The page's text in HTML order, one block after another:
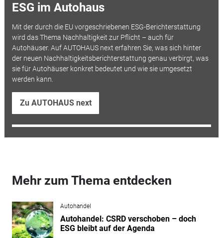
ESG im Autohaus
Mit der durch die EU vorgeschriebenen ESG-Berichterstattung
wird das Thema Nachhaltigkeit zur Pflicht – auch für
Autohäuser. Auf AUTOHAUS next erfahren Sie, was sich hinter
der neuen Nachhaltigkeitsberichterstattung genau verbirgt, was
sie für Autohäuser konkret bedeutet und wie sie umgesetzt
werden kann.
Zu AUTOHAUS next
Mehr zum Thema entdecken
Autohandel
Autohandel: CSRD verschoben – doch
ESG bleibt auf der Agenda